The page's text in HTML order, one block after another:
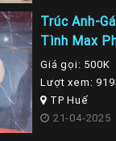
Trúc Anh-
Tình Max
Giá gọi: 500K
Lượt xem:
TP Huế
21-04-2025